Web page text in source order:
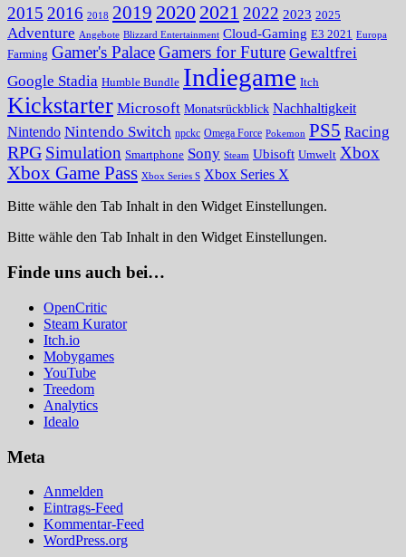
2015 2016 2018 2019 2020 2021 2022 2023 2025
Adventure Angebote Blizzard Entertainment Cloud-Gaming E3 2021 Europa
Farming Gamer's PalaceGamers for Future Gewaltfrei
Google Stadia Humble Bundle Indiegame Itch
Kickstarter Microsoft Monatsrückblick Nachhaltigkeit
Nintendo Nintendo Switch npckc Omega Force Pokemon PS5 Racing
RPG Simulation Smartphone Sony Steam Ubisoft Umwelt Xbox
Xbox Game Pass Xbox Series S Xbox Series X
Bitte wähle den Tab Inhalt in den Widget Einstellungen.
Bitte wähle den Tab Inhalt in den Widget Einstellungen.
Finde uns auch bei…
OpenCritic
Steam Kurator
Itch.io
Mobygames
YouTube
Treedom
Analytics
Idealo
Meta
Anmelden
Eintrags-Feed
Kommentar-Feed
WordPress.org